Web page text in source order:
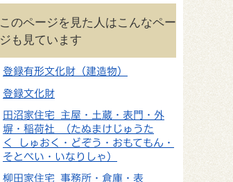
このページを見た人はこんなペー
ジも見ています
登録有形文化財（建造物）
登録文化財
田沼家住宅 主屋・土蔵・表門・外
塀・稲荷社 （たぬまけじゅうた
く しゅおく・どぞう・おもてもん・
そとべい・いなりしゃ）
柳田家住宅 事務所・倉庫・表